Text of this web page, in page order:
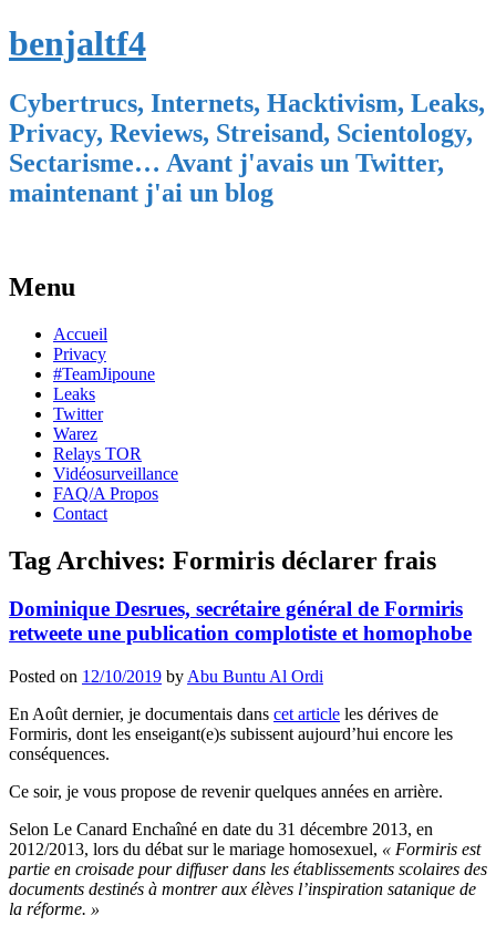
benjaltf4
Cybertrucs, Internets, Hacktivism, Leaks,
Privacy, Reviews, Streisand, Scientology,
Sectarisme… Avant j'avais un Twitter,
maintenant j'ai un blog
Menu
Skip
content
Accueil
Privacy
#TeamJipoune
Leaks
Twitter
Warez
Relays TOR
Vidéosurveillance
FAQ/A Propos
Contact
Tag Archives: Formiris déclarer frais
Dominique Desrues, secrétaire général de Formiris
retweete une publication complotiste et homophobe
Posted on 12/10/2019 by Abu Buntu Al Ordi
En Août dernier, je documentais dans cet article les dérives de
Formiris, dont les enseigant(e)s subissent aujourd’hui encore les
conséquences.
Ce soir, je vous propose de revenir quelques années en arrière.
Selon Le Canard Enchaîné en date du 31 décembre 2013, en
2012/2013, lors du débat sur le mariage homosexuel, « Formiris est
partie en croisade pour diffuser dans les établissements scolaires des
documents destinés à montrer aux élèves l’inspiration satanique de
la réforme. »